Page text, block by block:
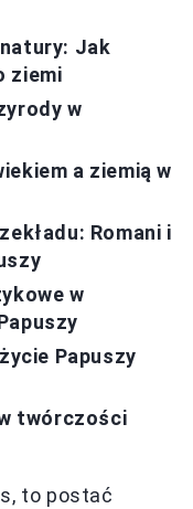
Jak
ziemi
w
a ziemią w
Romani i
w
Papuszy
twórczości
to postać